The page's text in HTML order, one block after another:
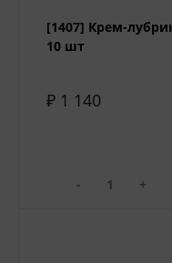
[1407] Крем-
10 шт
₽ 1 140
- +